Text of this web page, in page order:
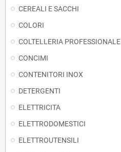
CEREALI E SACCHI
COLORI
COLTELLERIA PROFESSIONALE
CONCIMI
CONTENITORI INOX
DETERGENTI
ELETTRICITA
ELETTRODOMESTICI
ELETTROUTENSILI